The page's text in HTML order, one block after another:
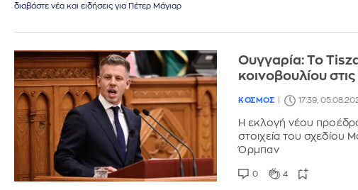
διαβάστε νέα και ειδήσεις για Πέτερ Μάγιαρ
Ουγγαρία: Το
κοινοβουλίου
ΚΟΣΜΟΣ 17:39,
Η εκλογή νέου
στοιχεία του σχεδίου
Όρμπαν
0 4